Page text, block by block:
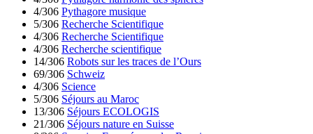
4/306 Pythagore musique
5/306 Recherche Scientifique
4/306 Recherche Scientifique
4/306 Recherche scientifique
14/306 Robots sur les traces de l’Ours
69/306 Schweiz
4/306 Science
5/306 Séjours au Maroc
13/306 Séjours ECOLOGIS
21/306 Séjours nature en Suisse